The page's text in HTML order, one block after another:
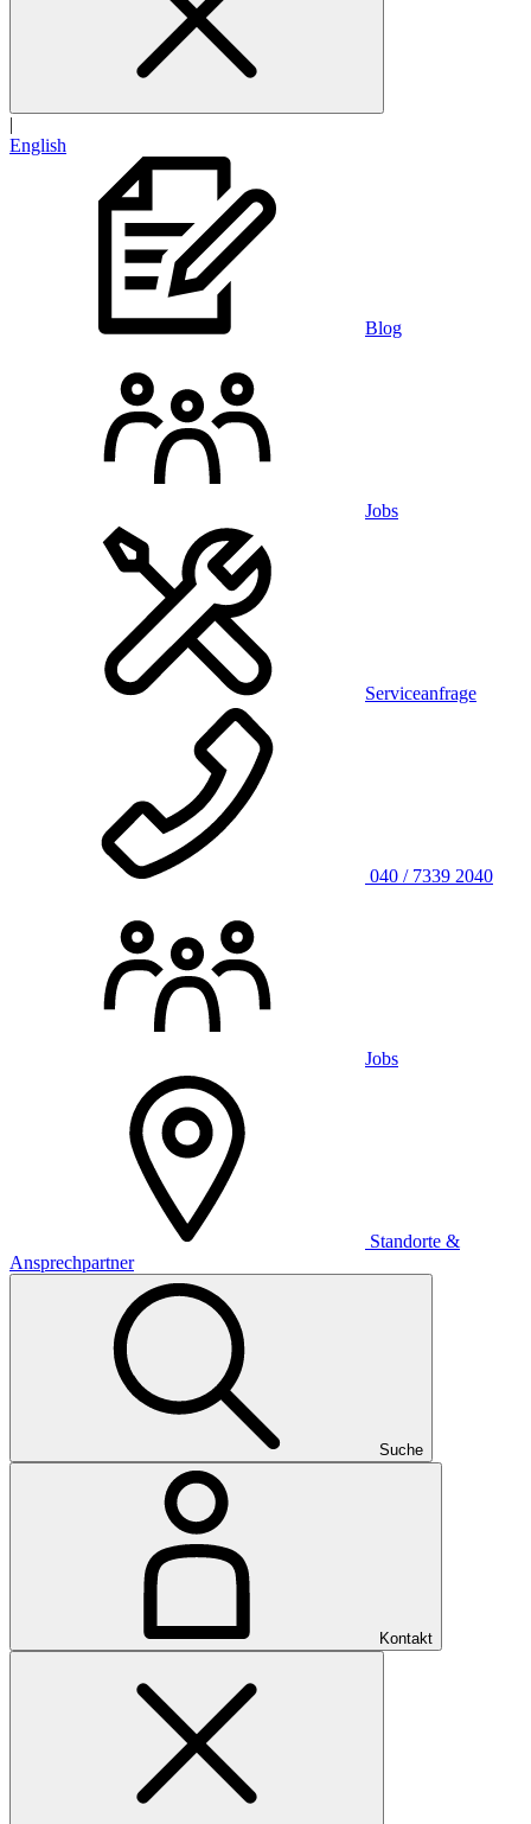
|
English
Blog
Jobs
Serviceanfrage
040 / 7339 2040
Jobs
Standorte &
Ansprechpartner
Suche
Kontakt